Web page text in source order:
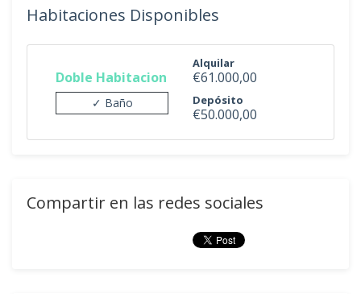
Habitaciones Disponibles
Doble Habitacion
✓ Baño
Alquilar
€61.000,00
Depósito
€50.000,00
Compartir en las redes sociales